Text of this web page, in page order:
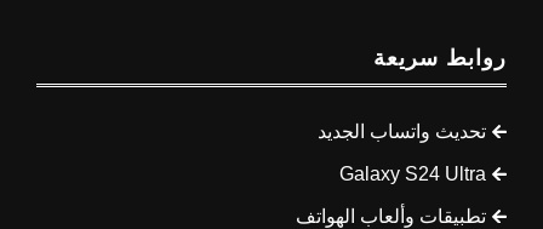
روابط سريعة
تحديث واتساب الجديد
Galaxy S24 Ultra
تطبيقات وألعاب الهواتف